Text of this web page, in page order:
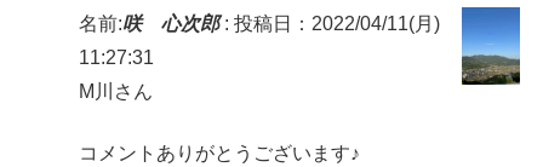
名前:咲 心次郎: 投稿日：2022/04/11(月)
11:27:31
M川さん
コメントありがとうございます♪